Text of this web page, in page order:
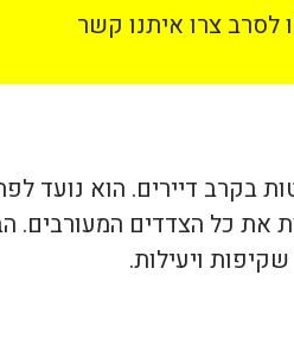
צרו איתנו קשר
בקרב דיירים. הוא נועד
את כל הצדדים
ויעילות.